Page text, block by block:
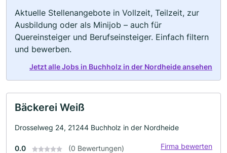
Aktuelle Stellenangebote in Vollzeit, Teilzeit, zur
Ausbildung oder als Minijob – auch für
Quereinsteiger und Berufseinsteiger. Einfach filtern
und bewerben.
Jetzt alle Jobs in Buchholz in der Nordheide ansehen
Bäckerei Weiß
Drosselweg 24, 21244 Buchholz in der Nordheide
0.0 (0 Bewertungen) Firma bewerten